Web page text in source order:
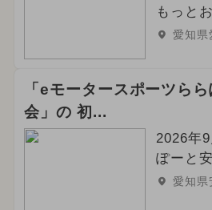
もっと
愛知県
「eモータースポーツら
会」の 初...
2026年
ぽーと
愛知県